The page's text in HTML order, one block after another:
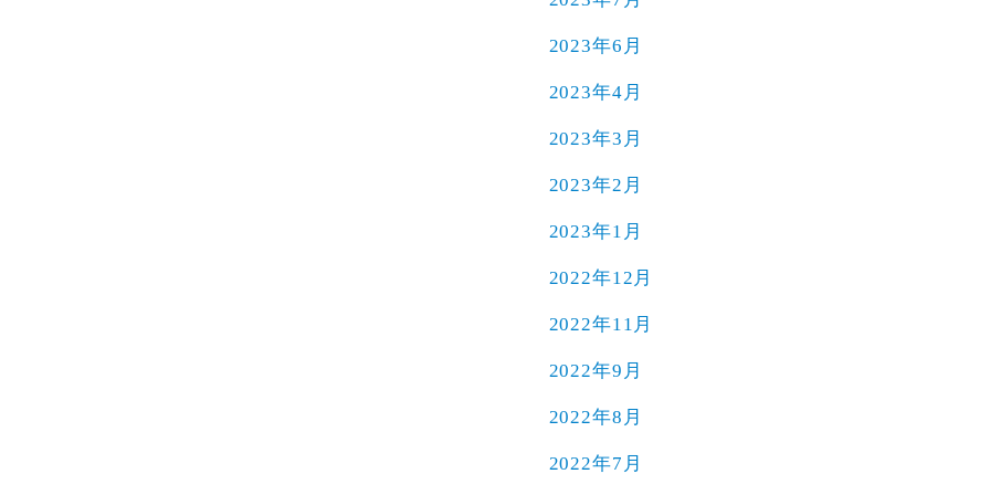
2023年6月
2023年4月
2023年3月
2023年2月
2023年1月
2022年12月
2022年11月
2022年9月
2022年8月
2022年7月